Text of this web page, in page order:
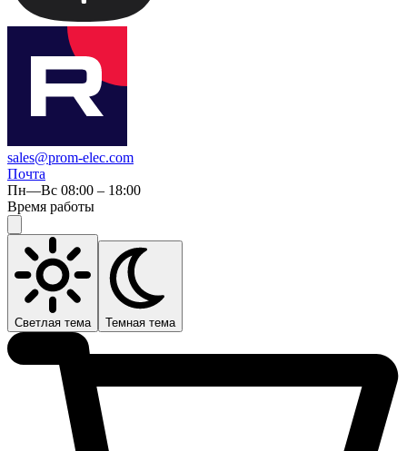
sales@prom-elec.com
Почта
Пн—Вс 08:00 – 18:00
Время работы
Светлая тема Темная тема